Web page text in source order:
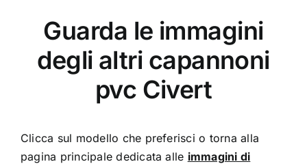
Guarda le immagini
degli altri capannoni
pvc Civert
Clicca sul modello che preferisci o torna alla
pagina principale dedicata alle immagini di